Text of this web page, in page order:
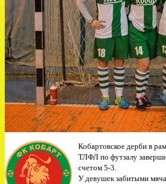
Кобартовское дерби в
ТЛФЛ по футзалу
счетом 5-3.
У девушек забитыми